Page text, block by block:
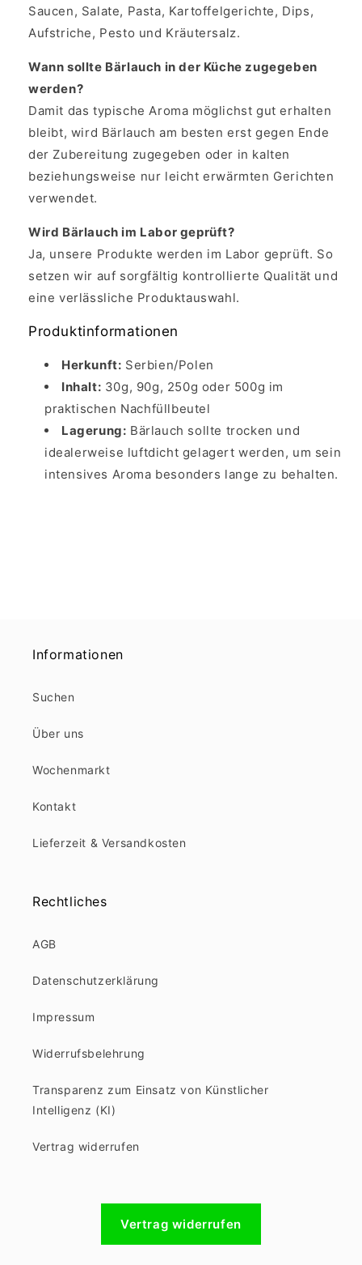
Saucen, Salate, Pasta, Kartoffelgerichte, Dips,
Aufstriche, Pesto und Kräutersalz.
Wann sollte Bärlauch in der Küche zugegeben
werden?
Damit das typische Aroma möglichst gut erhalten
bleibt, wird Bärlauch am besten erst gegen Ende
der Zubereitung zugegeben oder in kalten
beziehungsweise nur leicht erwärmten Gerichten
verwendet.
Wird Bärlauch im Labor geprüft?
Ja, unsere Produkte werden im Labor geprüft. So
setzen wir auf sorgfältig kontrollierte Qualität und
eine verlässliche Produktauswahl.
Produktinformationen
Herkunft: Serbien/Polen
Inhalt: 30g, 90g, 250g oder 500g im
praktischen Nachfüllbeutel
Lagerung: Bärlauch sollte trocken und
idealerweise luftdicht gelagert werden, um sein
intensives Aroma besonders lange zu behalten.
Informationen
Suchen
Über uns
Wochenmarkt
Kontakt
Lieferzeit & Versandkosten
Rechtliches
AGB
Datenschutzerklärung
Impressum
Widerrufsbelehrung
Transparenz zum Einsatz von Künstlicher
Intelligenz (KI)
Vertrag widerrufen
Vertrag widerrufen